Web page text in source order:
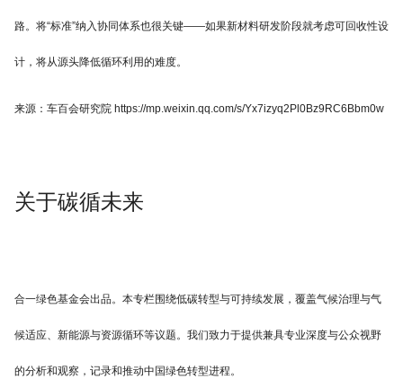
路。将“标准”纳入协同体系也很关键——如果新材料研发阶段就考虑可回收性设
计，将从源头降低循环利用的难度。
来源：车百会研究院 https://mp.weixin.qq.com/s/Yx7izyq2Pl0Bz9RC6Bbm0w
关于碳循未来
合一绿色基金会出品。本专栏围绕低碳转型与可持续发展，覆盖气候治理与气
候适应、新能源与资源循环等议题。我们致力于提供兼具专业深度与公众视野
的分析和观察，记录和推动中国绿色转型进程。